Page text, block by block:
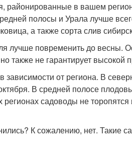
районированные в вашем
полосы и Урала лучше
а также сорта слив
лучше повременить до весны.
также не гарантирует высокой
от региона. В
В средней полосе
садоводы не
К сожалению, нет. Такие